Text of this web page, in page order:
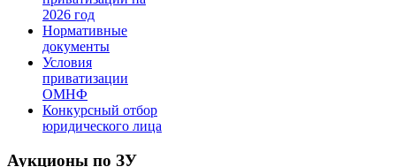
2026 год
Нормативные
документы
Условия
приватизации
ОМНФ
Конкурсный отбор
юридического лица
Аукционы по ЗУ